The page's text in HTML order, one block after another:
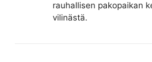
rauhallisen pakopaikan
vilinästä.